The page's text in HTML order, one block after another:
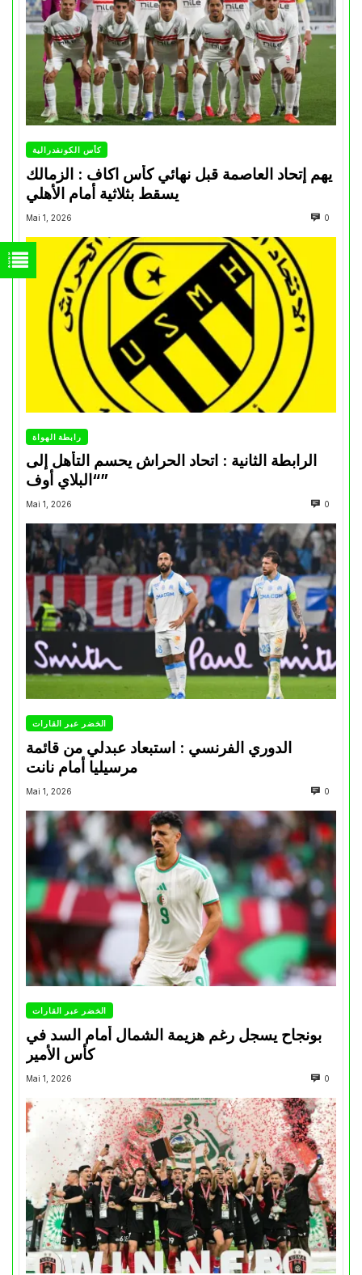
كأس الكونفدرالية
يهم إتحاد العاصمة قبل نهائي كأس اكاف : الزمالك
Mai 1, 2026 0
رابطة الهواة
الرابطة الثانية : اتحاد الحراش يحسم التأهل إلى
“البلاي أوف”
Mai 1, 2026 0
الخضر عبر القارات
الدوري الفرنسي : استبعاد عبدلي من قائمة
مرسيليا أمام نانت
Mai 1, 2026 0
الخضر عبر القارات
بونجاح يسجل رغم هزيمة الشمال أمام السد في
كأس الأمير
Mai 1, 2026 0